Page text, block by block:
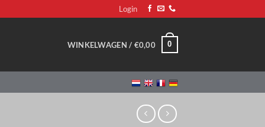
Login
WINKELWAGEN / €0,00 0